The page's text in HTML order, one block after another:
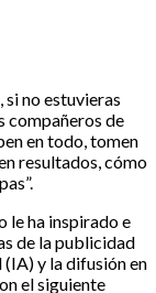
si no estuvieras
compañeros de
en todo, tomen
resultados, cómo
le ha inspirado e
de la publicidad
y la difusión en
el siguiente